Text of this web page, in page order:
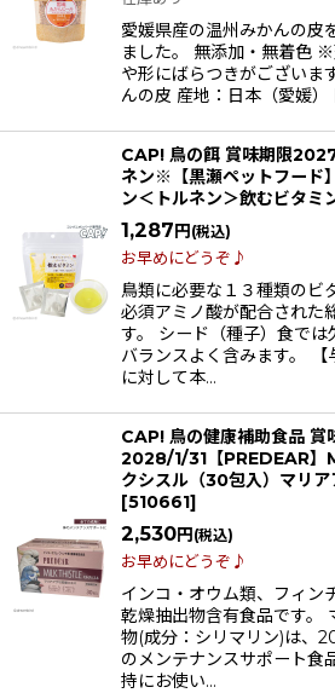
愛媛県産の温州みかんの皮
ました。 無添加・無着色
や形にばらつきがございま
んの皮 産地：日本（愛媛
CAP! 鳥の餌 賞味期限
ネン※【黒瀬ペットフード
ン＜トルネン＞飲むビタミ
1,287円 (税込)
お早めにどうぞ♪
鳥類に必要な１３種類のビ
必須アミノ酸が配合された
す。 シード（種子）食では
バランスよく含みます。 【
に対して本…
CAP! 鳥の健康補助食品 賞
2028/1/31【PREDEAR】
クシスル（30包入）マリ
[510661]
2,530円 (税込)
お早めにどうぞ♪
インコ・オウム類、フィン
乾燥抽出物含有食品です。
物(成分：シリマリン)は、
のメンテナンスサポート食
持にお使い…